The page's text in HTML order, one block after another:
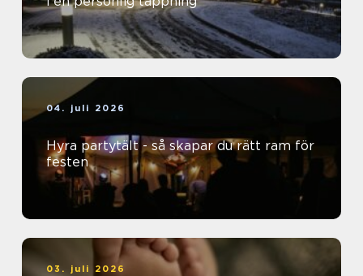
04. juli 2026
Hyra partytält - så skapar du rätt ram för
festen
03. juli 2026